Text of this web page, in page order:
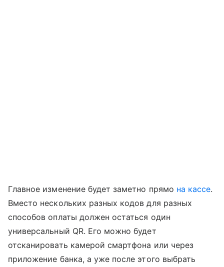
Главное изменение будет заметно прямо на кассе.
Вместо нескольких разных кодов для разных
способов оплаты должен остаться один
универсальный QR. Его можно будет
отсканировать камерой смартфона или через
приложение банка, а уже после этого выбрать